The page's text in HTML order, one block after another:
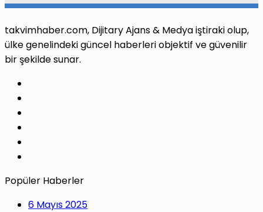
takvimhaber.com, Dijitary Ajans & Medya iştiraki olup,
ülke genelindeki güncel haberleri objektif ve güvenilir
bir şekilde sunar.
Popüler Haberler
6 Mayıs 2025